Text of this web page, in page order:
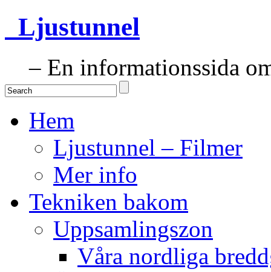
Ljustunnel
– En informationssida
Hem
Ljustunnel – Filmer
Mer info
Tekniken bakom
Uppsamlingszon
Våra nordliga